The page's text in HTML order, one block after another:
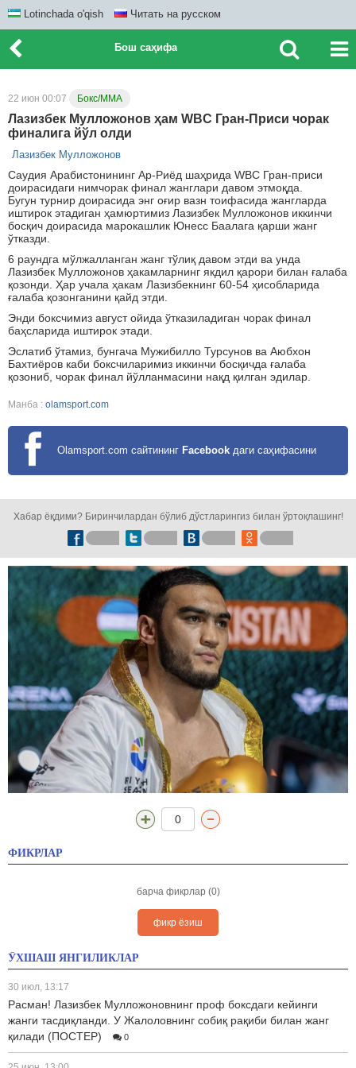
Lotinchada o'qish Читать на русском
Бош саҳифа
22 июн 00:07 Бокс/ММА
Лазизбек Мулложонов ҳам WBC Гран-Приси чорак
финалига йўл олди
Лазизбек Мулложонов
Саудия Арабистонининг Ар-Риёд шаҳрида WBC Гран-приси
доирасидаги нимчорак финал жанглари давом этмоқда.
Бугун турнир доирасида энг оғир вазн тоифасида жангларда
иштирок этадиган ҳамюртимиз Лазизбек Мулложонов иккинчи
босқич доирасида марокашлик Юнесс Баалага қарши жанг
ўтказди.
6 раундга мўлжалланган жанг тўлиқ давом этди ва унда
Лазизбек Мулложонов ҳакамларнинг якдил қарори билан ғалаба
қозонди. Ҳар учала ҳакам Лазизбекнинг 60-54 ҳисобларида
ғалаба қозонганини қайд этди.
Энди боксчимиз август ойида ўтказиладиган чорак финал
баҳсларида иштирок этади.
Эслатиб ўтамиз, бунгача Мужибилло Турсунов ва Аюбхон
Бахтиёров каби боксчиларимиз иккинчи босқичда ғалаба
қозониб, чорак финал йўлланмасини нақд қилган эдилар.
Манба : olamsport.com
Olamsport.com сайтининг Facebook даги саҳифасини
Хабар ёқдими? Биринчилардан бўлиб дўстларингиз билан ўртоқлашинг!
0
ФИКРЛАР
барча фикрлар (0)
фикр ёзиш
ЎХШАШ ЯНГИЛИКЛАР
30 июл, 13:17
Расман! Лазизбек Мулложоновнинг проф боксдаги кейинги
жанги тасдиқланди. У Жалоловнинг собиқ рақиби билан жанг
қилади (ПОСТЕР)
0